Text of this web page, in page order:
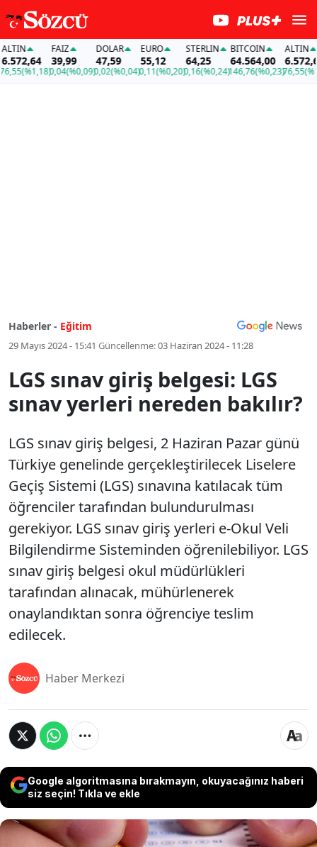
(%1,18)
FAİZ
39,99
0,04(%0,09)
DOLAR
47,59
0,02(%0,04)
EURO
55,12
0,11(%0,20)
STERLIN
64,25
0,16(%0,24)
BITCOIN
64.564,00
146,76(%0,23)
ALTIN
6.572,64
76,55
Haberler - Eğitim
29 Mayıs 2024 - 15:41 Güncellenme:03 Haziran 2024 - 11:28
LGS sınav giriş belgesi: LGS
sınav yerleri nereden bakılır?
LGS sınav giriş belgesi, 2 Haziran Pazar günü
Türkiye genelinde gerçekleştirilecek Liselere
Geçiş Sistemi (LGS) sınavına katılacak tüm
öğrenciler tarafından bulundurulması
gerekiyor. LGS sınav giriş yerleri e-Okul Veli
Bilgilendirme Sisteminden öğrenilebiliyor. LGS
sınav giriş belgesi okul müdürlükleri
tarafından alınacak, mühürlenerek
onaylandıktan sonra öğrenciye teslim
edilecek.
Haber Merkezi
Google algoritmasına bırakmayın, okuyacağınız haberi
siz seçin! Tıkla ve ekle